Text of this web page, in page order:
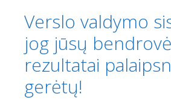
Verslo valdymo
jog jūsų
rezultatai
gerėtų!